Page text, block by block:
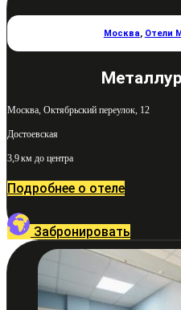
Москва, Отели
Москва, Октябрьский переулок, 12
Достоевская
3,9 км до центра
Подробнее о отеле
Забронировать